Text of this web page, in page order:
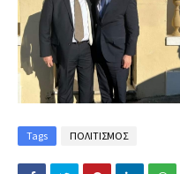
Tags ΠΟΛΙΤΙΣΜΟΣ